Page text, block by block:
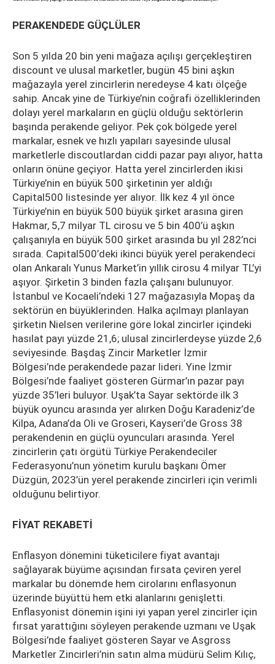
PERAKENDEDE GÜÇLÜLER
Son 5 yılda 20 bin yeni mağaza açılışı gerçekleştiren
discount ve ulusal marketler, bugün 45 bini aşkın
mağazayla yerel zincirlerin neredeyse 4 katı ölçeğe
sahip. Ancak yine de Türkiye’nin coğrafi özelliklerinden
dolayı yerel markaların en güçlü olduğu sektörlerin
başında perakende geliyor. Pek çok bölgede yerel
markalar, esnek ve hızlı yapıları sayesinde ulusal
marketlerle discoutlardan ciddi pazar payı alıyor, hatta
onların önüne geçiyor. Hatta yerel zincirlerden ikisi
Türkiye’nin en büyük 500 şirketinin yer aldığı
Capital500 listesinde yer alıyor. İlk kez 4 yıl önce
Türkiye’nin en büyük 500 büyük şirket arasına giren
Hakmar, 5,7 milyar TL cirosu ve 5 bin 400’ü aşkın
çalışanıyla en büyük 500 şirket arasında bu yıl 282’nci
sırada. Capital500’deki ikinci büyük yerel perakendeci
olan Ankaralı Yunus Market’in yıllık cirosu 4 milyar TL’yi
aşıyor. Şirketin 3 binden fazla çalışanı bulunuyor.
İstanbul ve Kocaeli’ndeki 127 mağazasıyla Mopaş da
sektörün en büyüklerinden. Halka açılmayı planlayan
şirketin Nielsen verilerine göre lokal zincirler içindeki
hasılat payı yüzde 21,6; ulusal zincirlerdeyse yüzde 2,6
seviyesinde. Başdaş Zincir Marketler İzmir
Bölgesi’nde perakendede pazar lideri. Yine İzmir
Bölgesi’nde faaliyet gösteren Gürmar’ın pazar payı
yüzde 35’leri buluyor. Uşak’ta Sayar sektörde ilk 3
büyük oyuncu arasında yer alırken Doğu Karadeniz’de
Kilpa, Adana’da Oli ve Groseri, Kayseri’de Gross 38
perakendenin en güçlü oyuncuları arasında. Yerel
zincirlerin çatı örgütü Türkiye Perakendeciler
Federasyonu’nun yönetim kurulu başkanı Ömer
Düzgün, 2023’ün yerel perakende zincirleri için verimli
olduğunu belirtiyor.
FİYAT REKABETİ
Enflasyon dönemini tüketicilere fiyat avantajı
sağlayarak büyüme açısından fırsata çeviren yerel
markalar bu dönemde hem cirolarını enflasyonun
üzerinde büyüttü hem etki alanlarını genişletti.
Enflasyonist dönemin işini iyi yapan yerel zincirler için
fırsat yarattığını söyleyen perakende uzmanı ve Uşak
Bölgesi’nde faaliyet gösteren Sayar ve Asgross
Marketler Zincirleri’nin satın alma müdürü Selim Kılıç,